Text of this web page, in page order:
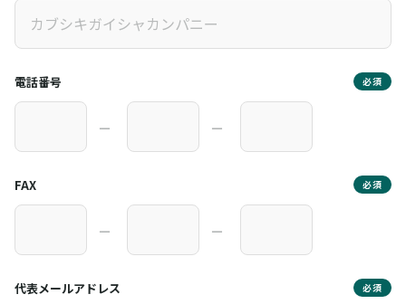
電話番号 必須
― ―
FAX 必須
― ―
代表メールアドレス 必須